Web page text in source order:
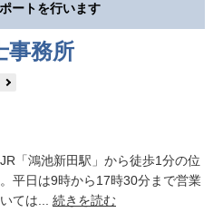
ートを行います
事務所
「鴻池新田駅」から徒歩1分の位
平日は9時から17時30分まで営業
ては... 続きを読む